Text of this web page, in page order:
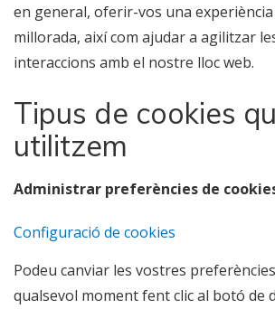
en general, oferir-vos una experiència
millorada, així com ajudar a agilitzar
interaccions amb el nostre lloc web.
Tipus de cookies
utilitzem
Administrar preferències de
Configuració de cookies
Podeu canviar les vostres
qualsevol moment fent clic al botó de